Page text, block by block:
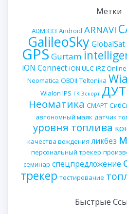
Метки
ADM333 Android ARNAVI
GalileoSky GlobalSat
GPS Gurtam
iON Connect iON ULC iRZ Online
Neomatica OBDII Teltonika
Wialon IPS ГК Эскорт ДУТ
Неоматика СМАРТ
автономный маяк датчик
уровня топлива
качества вождения ликбез
персональный трекер
семинар спецпредложение
трекер тестирование
Быстрые